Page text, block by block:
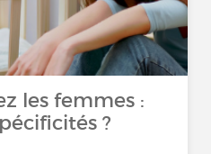
les femmes :
?